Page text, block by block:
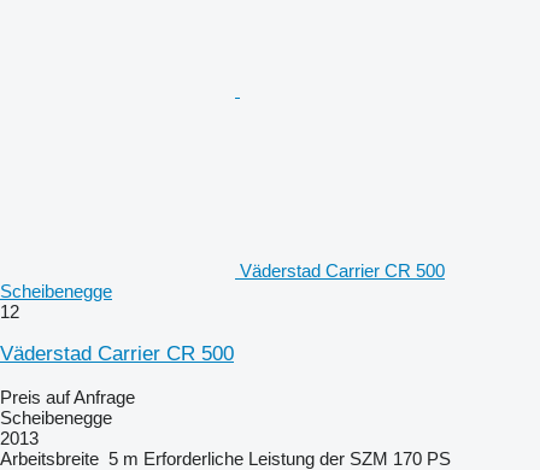
Väderstad Carrier CR 500
Scheibenegge
12
Väderstad Carrier CR 500
Preis auf Anfrage
Scheibenegge
2013
Arbeitsbreite 5 m Erforderliche Leistung der SZM 170 PS